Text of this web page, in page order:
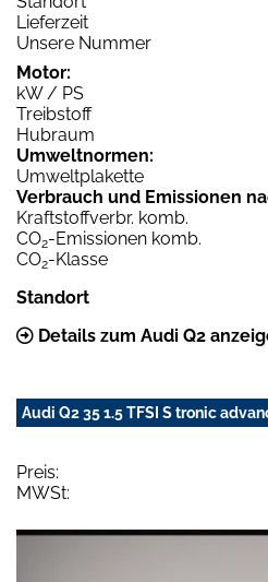
Lieferzeit
Unsere Nummer
Motor:
kW / PS
Treibstoff
Hubraum
Umweltnormen:
Umweltplakette
Verbrauch und Emissionen
Kraftstoffverbr. komb.
CO2-Emissionen komb.
CO2-Klasse
Standort
Details zum Audi Q2
Audi Q2 35 1.5 TFSI S tronic
Preis:
MWSt: